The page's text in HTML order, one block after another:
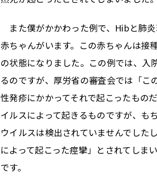
また僕がかかわった例で、Hibと肺
赤ちゃんがいます。この赤ちゃんは接
の状態になりました。この例では、入
るのですが、厚労省の審査会では「こ
性発疹にかかってそれで起こったもの
イルスによって起きるものですが、も
ウイルスは検出されていませんでした
によって起こった痙攣」とされてしま
です。